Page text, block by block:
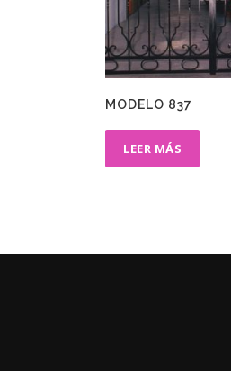
MODELO 837
LEER MÁS